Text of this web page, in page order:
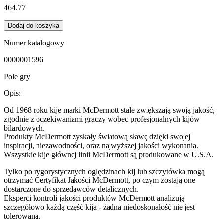
464.77
Dodaj do koszyka
Numer katalogowy
0000001596
Pole gry
Opis:
Od 1968 roku kije marki McDermott stale zwiększają swoją jakość,
zgodnie z oczekiwaniami graczy wobec profesjonalnych kijów
bilardowych.
Produkty McDermott zyskały światową sławę dzięki swojej
inspiracji, niezawodności, oraz najwyższej jakości wykonania.
Wszystkie kije głównej linii McDermott są produkowane w U.S.A.
Tylko po rygorystycznych oględzinach kij lub szczytówka mogą
otrzymać Certyfikat Jakości McDermott, po czym zostają one
dostarczone do sprzedawców detalicznych.
Eksperci kontroli jakości produktów McDermott analizują
szczegółowo każdą część kija - żadna niedoskonałość nie jest
tolerowana.